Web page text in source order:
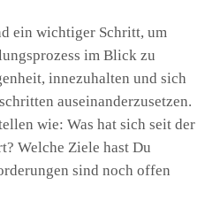
ein wichtiger Schritt, um
im Blick zu
innezuhalten und sich
auseinanderzusetzen.
wie: Was hat sich seit der
Welche Ziele hast Du
sind noch offen